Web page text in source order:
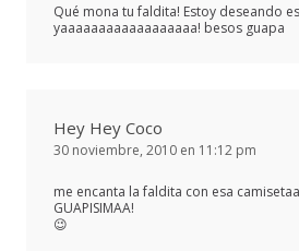
Qué mona tu faldita! Estoy deseando
yaaaaaaaaaaaaaaaaaa! besos guapa
Hey Hey Coco
30 noviembre, 2010 en 11:12 pm
me encanta la faldita con esa
GUAPISIMAA!
😉